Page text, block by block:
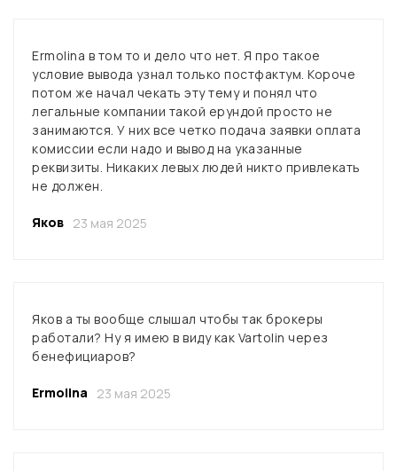
Ermolinа в том то и дело что нет. Я про такое
условие вывода узнал только постфактум. Короче
потом же начал чекать эту тему и понял что
легальные компании такой ерундой просто не
занимаются. У них все четко подача заявки оплата
комиссии если надо и вывод на указанные
реквизиты. Никаких левых людей никто привлекать
не должен.
Яков 23 мая 2025
Яков а ты вообще слышал чтобы так брокеры
работали? Ну я имею в виду как Vartolin через
бенефициаров?
Ermolinа 23 мая 2025